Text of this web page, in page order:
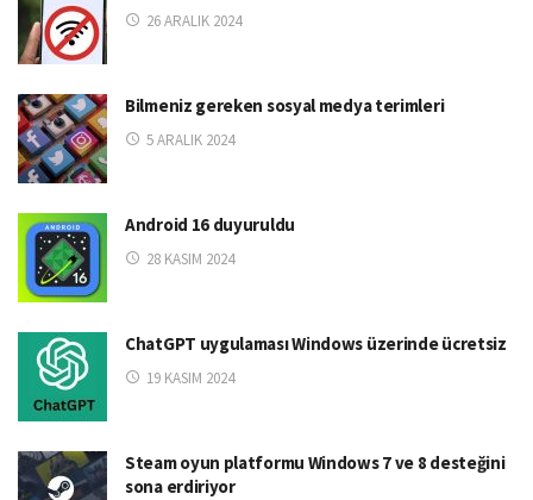
26 ARALIK 2024
Bilmeniz gereken sosyal medya terimleri
5 ARALIK 2024
Android 16 duyuruldu
28 KASIM 2024
ChatGPT uygulaması Windows üzerinde ücretsiz
19 KASIM 2024
Steam oyun platformu Windows 7 ve 8 desteğini
sona erdiriyor